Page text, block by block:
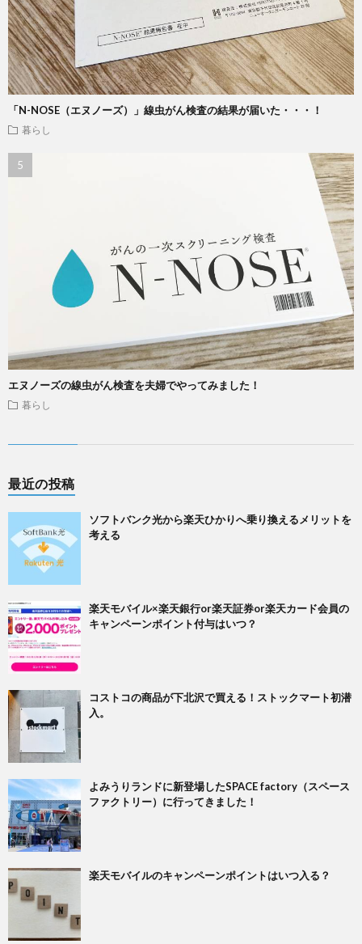
「N-NOSE（エヌノーズ）」線虫がん検査の結果が届いた・・・！
暮らし
エヌノーズの線虫がん検査を夫婦でやってみました！
暮らし
最近の投稿
ソフトバンク光から楽天ひかりへ乗り換えるメリットを
考える
楽天モバイル×楽天銀行or楽天証券or楽天カード会員の
キャンペーンポイント付与はいつ？
コストコの商品が下北沢で買える！ストックマート初潜
入。
よみうりランドに新登場したSPACE factory（スペース
ファクトリー）に行ってきました！
楽天モバイルのキャンペーンポイントはいつ入る？